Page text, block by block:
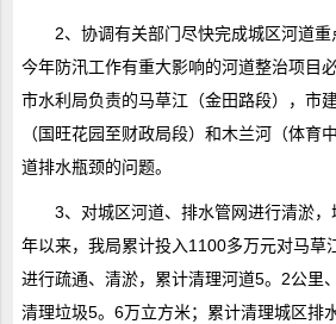
2、协调有关部门尽快完成城区河道
今年防汛工作有重大影响的河道整治项目
市水利局负责的马草江（金田路段），市
（国旺花园至财政局段）和木兰河（体育
道排水瓶颈的问题。
3、对城区河道、排水管网进行清淤
年以来，我局累计投入1100多万元对马草
进行疏通、清淤，累计清理河道5。2公里
清理垃圾5。6万立方米；累计清理城区排